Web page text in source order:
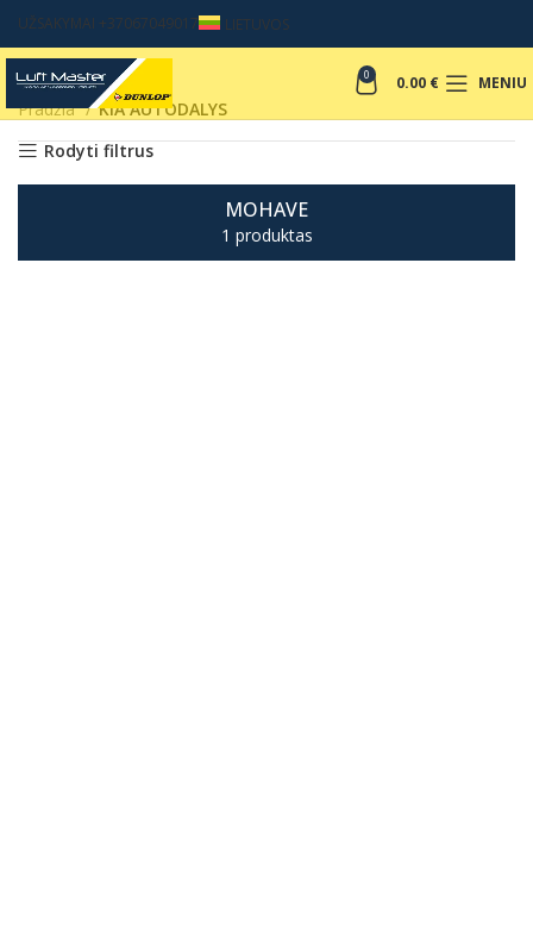
UŽSAKYMAI +37067049017 LIETUVOS
0 0.00 € MENIU
Pradžia
KIA AUTODALYS
Rodyti filtrus
MOHAVE
1 produktas